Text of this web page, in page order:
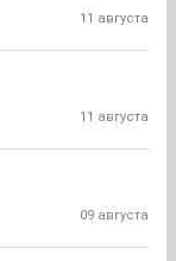
11 августа
11 августа
09 августа